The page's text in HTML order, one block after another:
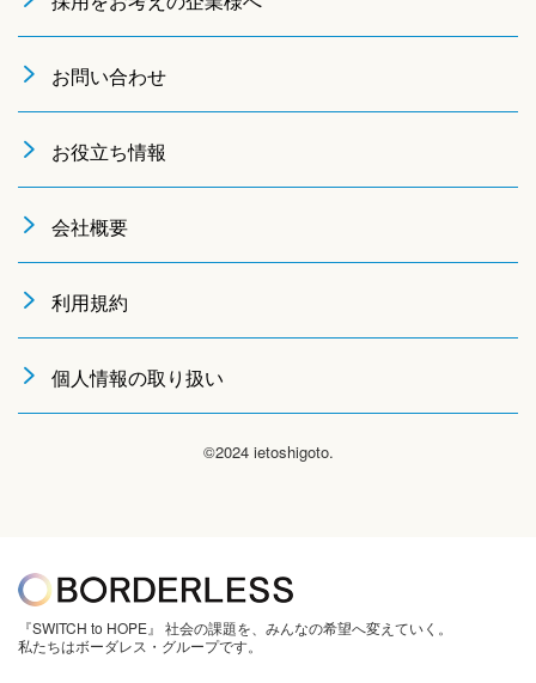
お問い合わせ
お役立ち情報
会社概要
利用規約
個人情報の取り扱い
©2024 ietoshigoto.
『SWITCH to HOPE』 社会の課題を、みんなの希望へ変えていく。
私たちはボーダレス・グループです。